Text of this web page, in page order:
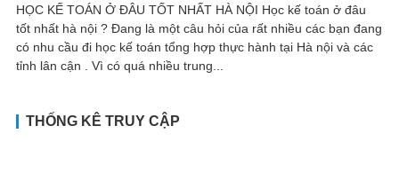
HỌC KẾ TOÁN Ở ĐÂU TỐT NHẤT HÀ NỘI Học kế toán ở đâu
tốt nhất hà nội ? Đang là một câu hỏi của rất nhiều các bạn đang
có nhu cầu đi học kế toán tổng hợp thực hành tại Hà nội và các
tỉnh lân cận . Vì có quá nhiều trung...
THỐNG KÊ TRUY CẬP